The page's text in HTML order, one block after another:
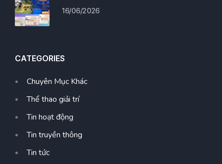
16/06/2026
CATEGORIES
Chuyên Mục Khác
Thể thao giải trí
Tin hoạt động
Tin truyền thông
Tin tức